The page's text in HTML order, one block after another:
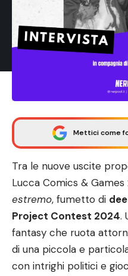
Mettici come
Tra le nuove uscite
Lucca Comics &
estremo, fumetto di
Project Contest 2024.
fantasy che ruota
di una piccola e
con intrighi politici e